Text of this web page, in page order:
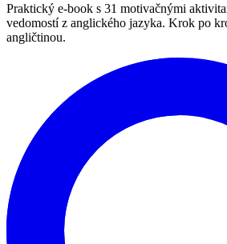
Praktický e-book s 31 motivačnými
vedomostí z anglického jazyka. Krok po
angličtinou.